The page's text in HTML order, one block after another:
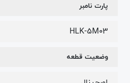
پارت نامبر
HLK-5M03
وضعیت قطعه